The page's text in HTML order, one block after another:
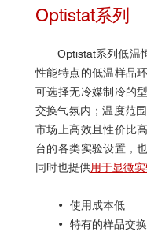
Optistat系列
Optistat系列低温
性能特点的低温样品
可选择无冷媒制冷的
交换气氛内；温度范
市场上高效且性价比
台的各类实验设置，
同时也提供用于显微
• 使用成本低
• 特有的样品交